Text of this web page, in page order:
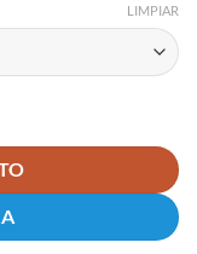
LIMPIAR
230v cantidad